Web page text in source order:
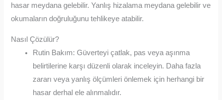
hasar meydana gelebilir. Yanlış hizalama meydana gelebilir ve
okumaların doğruluğunu tehlikeye atabilir.
Nasıl Çözülür?
Rutin Bakım: Güverteyi çatlak, pas veya aşınma
belirtilerine karşı düzenli olarak inceleyin. Daha fazla
zararı veya yanlış ölçümleri önlemek için herhangi bir
hasar derhal ele alınmalıdır.